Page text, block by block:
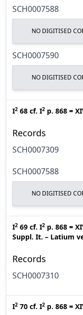
SCH0007588
NO DIGITISED
SCH0007590
NO DIGITISED
I2 68 cf. I2 p. 868 =
Records
SCH0007309
SCH0007588
NO DIGITISED
I2 69 cf. I2 p. 868 =
Suppl. It. – Latium
Records
SCH0007310
I2 70 cf. I2 p. 868 =